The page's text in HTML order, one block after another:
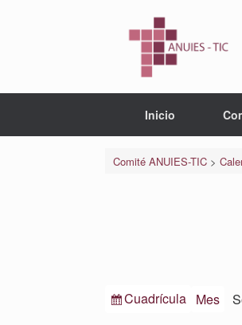
Inicio
Comité ANUIES-TIC>
Ver
Cuadrícula Mes